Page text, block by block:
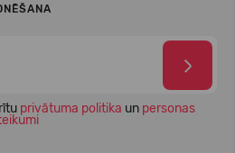
privātuma politika un personas